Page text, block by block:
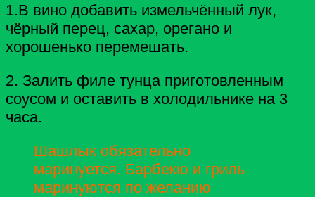
1.В вино добавить измельчённый лук,
чёрный перец, сахар, орегано и
хорошенько перемешать.
2. Залить филе тунца приготовленным
соусом и оставить в холодильнике на 3
часа.
Шашлык обязательно
маринуется. Барбекю и гриль
маринуются по желанию